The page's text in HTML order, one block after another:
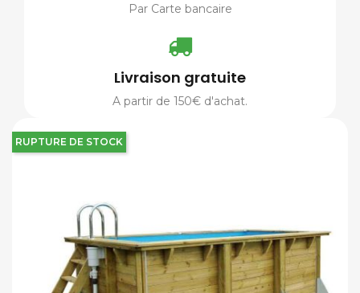
RUPTURE DE STOCK
Par Carte bancaire
Livraison gratuite
A partir de 150€ d'achat.